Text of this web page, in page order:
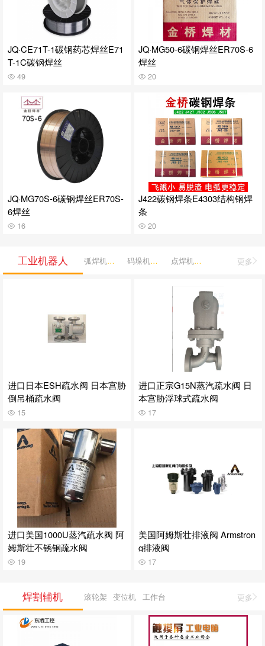
JQ·CE71T-1碳钢药芯焊丝E71
T-1C碳钢焊丝
49
JQ·MG50-6碳钢焊丝ER70S-6
焊丝
20
JQ·MG70S-6碳钢焊丝ER70S-
6焊丝
16
J422碳钢焊条E4303结构钢焊
条
20
工业机器人 弧焊机器人 码垛机器人 点焊机器人 更多
进口日本ESH疏水阀 日本宫胁
倒吊桶疏水阀
15
进口正宗G15N蒸汽疏水阀 日
本宫胁浮球式疏水阀
17
进口美国1000U蒸汽疏水阀 阿
姆斯壮不锈钢疏水阀
19
美国阿姆斯壮排液阀 Armstron
g排液阀
17
焊割辅机 滚轮架 变位机 工作台 更多